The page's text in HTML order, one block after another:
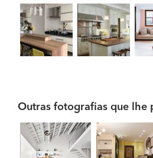
Outras fotografias que lhe